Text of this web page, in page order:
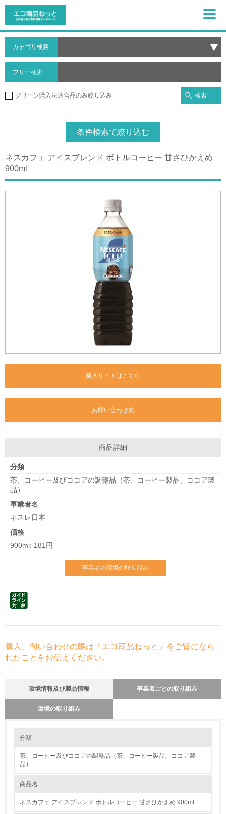
カテゴリ検索
フリー検索
グリーン購入法適合品のみ絞り込み 検索
条件検索で絞り込む
ネスカフェ アイスブレンド ボトルコーヒー 甘さひかえめ
900ml
購入サイトはこちら
お問い合わせ先
商品詳細
分類
茶、コーヒー及びココアの調整品（茶、コーヒー製品、ココア製
品）
事業者名
ネスレ日本
価格
900ml: 181円
事業者の環境の取り組み
購入、問い合わせの際は「エコ商品ねっと」をご覧になら
れたことをお伝えください。
環境情報及び製品情報 事業者ごとの取り組み
環境の取り組み
ネスレ日本は2010年からモーダルシフト（トラックによる輸送から鉄道
的に取り組んでまいりました。 2023年9月より、JR貨物グループとの連
携によりトラック輸送から貨物鉄道輸送への移行をさらに加速させ、
しました。 本取り組みの開始により、静岡エリアから関西エリアへ200ト
(CO2)排出量は約900トン削減できる見込みです。また、今後も段階的に
対象品目と地域の拡大に取り組む予定です。
1.環境取り組み体制
1.
分類
茶、コーヒー及びココアの調整品（茶、コーヒー製品、ココア製
品）
商品名
ネスカフェ アイスブレンド ボトルコーヒー 甘さひかえめ 900ml